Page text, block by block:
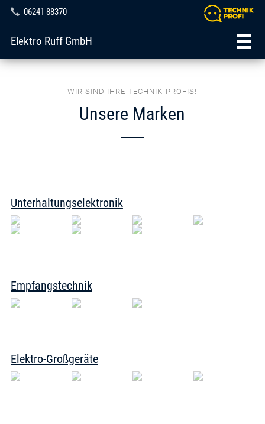
06241 88370
Elektro Ruff GmbH
WIR SIND IHRE TECHNIK-PROFIS!
Unsere Marken
Unterhaltungselektronik
Empfangstechnik
Elektro-Großgeräte